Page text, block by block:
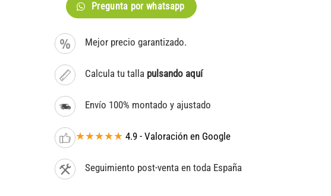
Pregunta por whatsapp
Mejor precio garantizado.
Calcula tu talla pulsando aquí
Envío 100% montado y ajustado
★★★★★ 4.9 - Valoración en Google
Seguimiento post-venta en toda España